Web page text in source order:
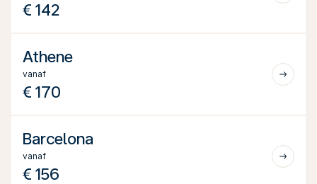
€ 142
Athene
vanaf
€ 170
Barcelona
vanaf
€ 156